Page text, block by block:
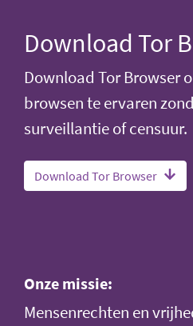
Download Tor
Download Tor Browser
browsen te ervaren
surveillantie of censuur.
Download Tor Browser
Onze missie:
Mensenrechten en